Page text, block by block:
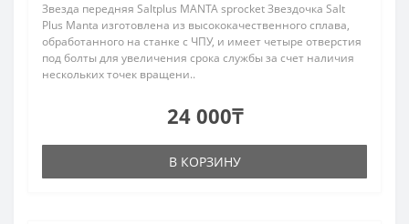
Звезда передняя Saltplus MANTA sprocket Звездочка Salt
Plus Manta изготовлена ​​из высококачественного сплава,
обработанного на станке с ЧПУ, и имеет четыре отверстия
под болты для увеличения срока службы за счет наличия
нескольких точек вращени..
24 000₸
В КОРЗИНУ